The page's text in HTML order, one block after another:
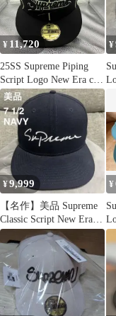
¥ 11,720
25SS Supreme Piping
Script Logo New Era cap
ブラック57.7cm シュプ
リーム
¥
¥9,999
【名作】美品 Supreme
Classic Script New Era
帽子
¥